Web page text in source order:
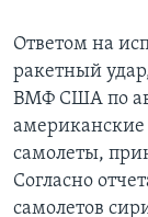
Ответом на
ракетный
ВМФ США по
американские
самолеты,
Согласно
самолетов